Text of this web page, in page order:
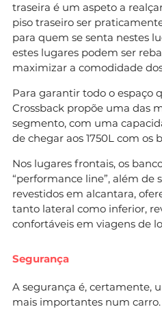
traseira é um aspeto a
piso traseiro ser
para quem se senta nestes
estes lugares podem ser
maximizar a comodidade
Para garantir todo o espaço
Crossback propõe uma das
segmento, com uma
de chegar aos 1750L com os
Nos lugares frontais, os
“performance line”, além de
revestidos em alcantara,
tanto lateral como inferior,
confortáveis em viagens de
Segurança
A segurança é, certamente,
mais importantes num carro.